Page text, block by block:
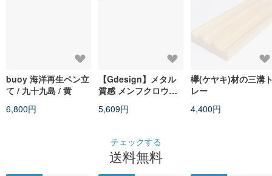
buoy 海洋再生ペン立
て / 九十九島 / 黄
6,800円
【Gdesign】メタル
質感 メンフクロウ型
ペンスタンド ペン立
5,609円
欅(ケヤキ)材の三溝
レー
4,400円
チェックする
送料無料